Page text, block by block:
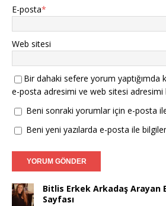
E-posta*
Web sitesi
Bir dahaki sefere yorum yaptığımda
e-posta adresimi ve web sitesi adresimi
Beni sonraki yorumlar için e-posta
Beni yeni yazılarda e-posta ile
Bitlis Erkek Arkadaş Arayan
Sayfası